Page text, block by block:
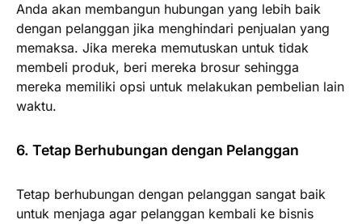
Anda akan membangun hubungan yang lebih baik
dengan pelanggan jika menghindari penjualan yang
memaksa. Jika mereka memutuskan untuk tidak
membeli produk, beri mereka brosur sehingga
mereka memiliki opsi untuk melakukan pembelian lain
waktu.
6. Tetap Berhubungan dengan Pelanggan
Tetap berhubungan dengan pelanggan sangat baik
untuk menjaga agar pelanggan kembali ke bisnis